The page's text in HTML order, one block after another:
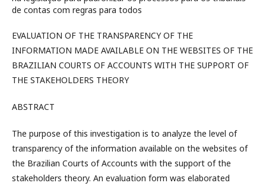
de contas com regras para todos
EVALUATION OF THE TRANSPARENCY OF THE
INFORMATION MADE AVAILABLE ON THE WEBSITES OF THE
BRAZILIAN COURTS OF ACCOUNTS WITH THE SUPPORT OF
THE STAKEHOLDERS THEORY
ABSTRACT
The purpose of this investigation is to analyze the level of
transparency of the information available on the websites of
the Brazilian Courts of Accounts with the support of the
stakeholders theory. An evaluation form was elaborated